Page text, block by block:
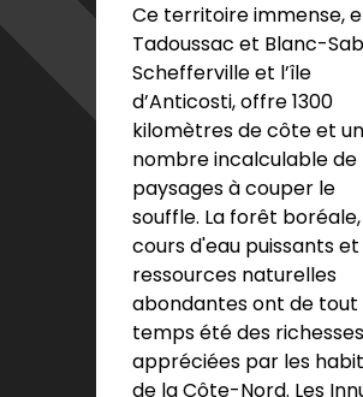
Ce territoire immense,
Tadoussac et Blanc-
Schefferville et l’île
d’Anticosti, offre 1300
kilomètres de côte et un
nombre incalculable de
paysages à couper le
souffle. La forêt
cours d'eau puissants
ressources naturelles
abondantes ont de tout
temps été des richesses
appréciées par les
de la Côte-Nord. Les